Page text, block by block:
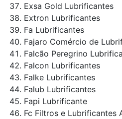
Exsa Gold Lubrificantes
Extron Lubrificantes
Fa Lubrificantes
Fajaro Comércio de
Falcão Peregrino
Falcon Lubrificantes
Falke Lubrificantes
Falub Lubrificantes
Fapi Lubrificante
Fc Filtros e Lubrificantes